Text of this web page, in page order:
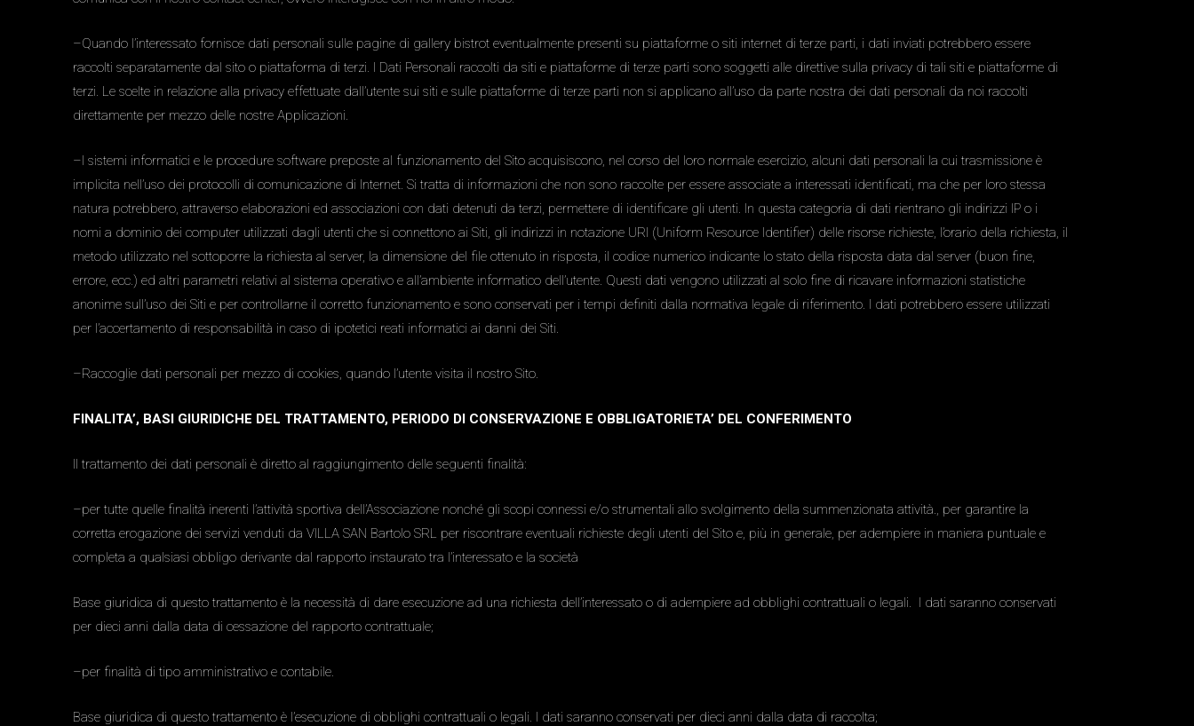
–Quando l’interessato fornisce dati personali sulle pagine di gallery bistrot eventualmente presenti su piattaforme o siti internet di terze parti, i dati inviati potrebbero essere
raccolti separatamente dal sito o piattaforma di terzi. I Dati Personali raccolti da siti e piattaforme di terze parti sono soggetti alle direttive sulla privacy di tali siti e piattaforme di
terzi. Le scelte in relazione alla privacy effettuate dall’utente sui siti e sulle piattaforme di terze parti non si applicano all’uso da parte nostra dei dati personali da noi raccolti
direttamente per mezzo delle nostre Applicazioni.
–I sistemi informatici e le procedure software preposte al funzionamento del Sito acquisiscono, nel corso del loro normale esercizio, alcuni dati personali la cui trasmissione è
implicita nell’uso dei protocolli di comunicazione di Internet. Si tratta di informazioni che non sono raccolte per essere associate a interessati identificati, ma che per loro stessa
natura potrebbero, attraverso elaborazioni ed associazioni con dati detenuti da terzi, permettere di identificare gli utenti. In questa categoria di dati rientrano gli indirizzi IP o i
nomi a dominio dei computer utilizzati dagli utenti che si connettono ai Siti, gli indirizzi in notazione URI (Uniform Resource Identifier) delle risorse richieste, l’orario della richiesta, il
metodo utilizzato nel sottoporre la richiesta al server, la dimensione del file ottenuto in risposta, il codice numerico indicante lo stato della risposta data dal server (buon fine,
errore, ecc.) ed altri parametri relativi al sistema operativo e all’ambiente informatico dell’utente. Questi dati vengono utilizzati al solo fine di ricavare informazioni statistiche
anonime sull’uso dei Siti e per controllarne il corretto funzionamento e sono conservati per i tempi definiti dalla normativa legale di riferimento. I dati potrebbero essere utilizzati
per l’accertamento di responsabilità in caso di ipotetici reati informatici ai danni dei Siti.
–Raccoglie dati personali per mezzo di cookies, quando l’utente visita il nostro Sito.
FINALITA’, BASI GIURIDICHE DEL TRATTAMENTO, PERIODO DI CONSERVAZIONE E OBBLIGATORIETA’ DEL CONFERIMENTO
Il trattamento dei dati personali è diretto al raggiungimento delle seguenti finalità:
–per tutte quelle finalità inerenti l’attività sportiva dell’Associazione nonché gli scopi connessi e/o strumentali allo svolgimento della summenzionata attività., per garantire la
corretta erogazione dei servizi venduti da VILLA SAN Bartolo SRL per riscontrare eventuali richieste degli utenti del Sito e, più in generale, per adempiere in maniera puntuale e
completa a qualsiasi obbligo derivante dal rapporto instaurato tra l’interessato e la società
Base giuridica di questo trattamento è la necessità di dare esecuzione ad una richiesta dell’interessato o di adempiere ad obblighi contrattuali o legali. I dati saranno conservati
per dieci anni dalla data di cessazione del rapporto contrattuale;
–per finalità di tipo amministrativo e contabile.
Base giuridica di questo trattamento è l’esecuzione di obblighi contrattuali o legali. I dati saranno conservati per dieci anni dalla data di raccolta;